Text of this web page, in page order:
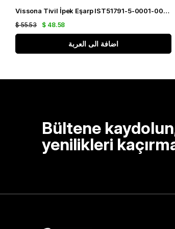
Vissona Tivil İpek Eşarp IST51791-5-0001-0025 Siyah Karışık Desen
$ 48.58
$ 55.53
اضافة الى العربة
Bültene
yenilikleri